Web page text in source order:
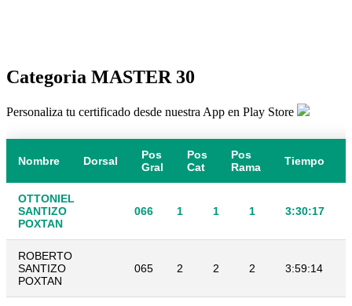
Categoria MASTER 30
Personaliza tu certificado desde nuestra App en Play Store
Nombre Dorsal
Pos
Gral
Pos
Cat
Pos
Rama
Tiempo
OTTONIEL
SANTIZO
POXTAN
066 1 1 1 3:30:17
ROBERTO
SANTIZO
POXTAN
065 2 2 2 3:59:14